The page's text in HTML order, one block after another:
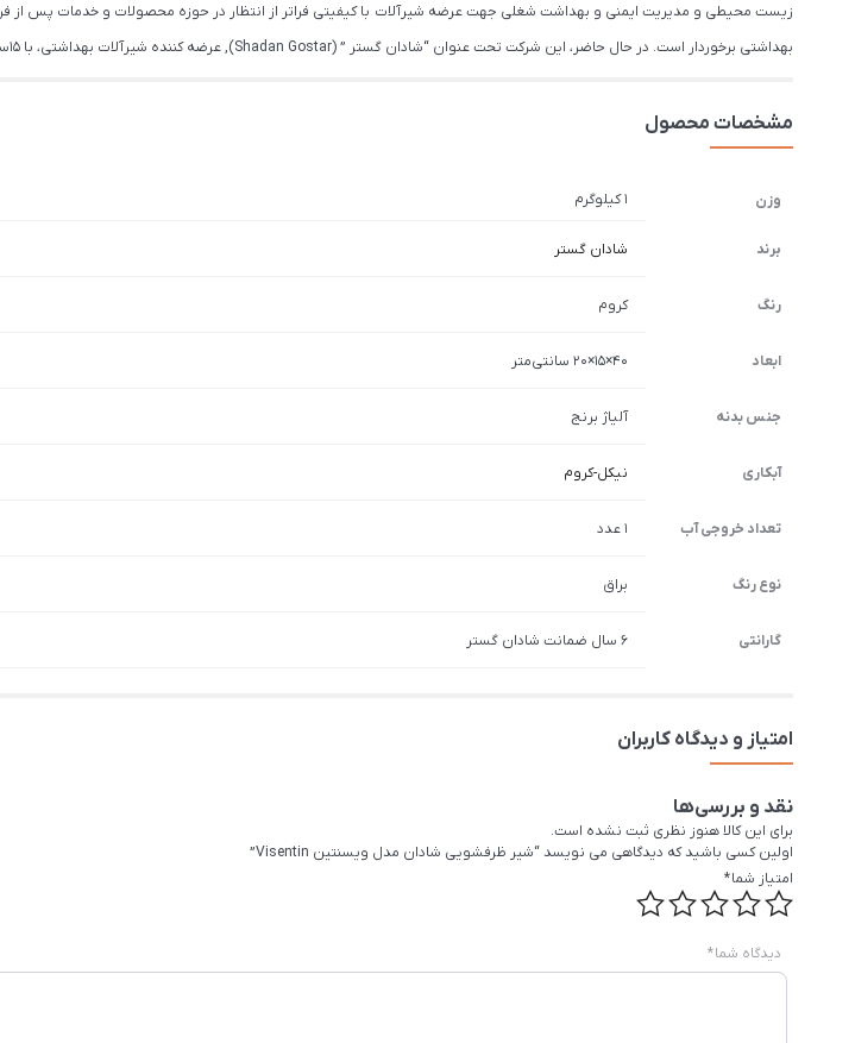
زیست محیطی و مدیریت ایمنی و بهداشت شغلی جهت عرضه شیرآلات با کیفیتی فراتر از انتظار در حوزه محصولات و خدمات پس از
بهداشتی برخوردار است. در حال حاضر، این شرکت تحت عنوان “شادان گستر ” (Shadan Gostar), عرضه کننده شیرآلات بهداشتی، با ۱۵سال تجربه از نام های معتبر در بازار ایران است.
مشخصات محصول
وزن 1 کیلوگرم
برند شادان گستر
رنگ کروم
ابعاد 40×15×20 سانتی‌متر
جنس بدنه آلیاژ برنج
آبکاری نیکل-کروم
تعداد خروجی آب 1 عدد
نوع رنگ براق
گارانتی 6 سال ضمانت شادان گستر
امتیاز و دیدگاه کاربران
نقد و بررسی‌ها
برای این کالا هنوز نظری ثبت نشده است.
اولین کسی باشید که دیدگاهی می نویسد “شیر ظرفشویی شادان مدل ویسنتین Visentin”
امتیاز شما*
دیدگاه شما*